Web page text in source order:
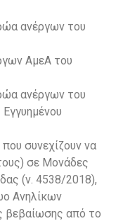
ανέργων του
ΑμεΑ του
ανέργων του
που συνεχίζουν να
σε Μονάδες
(ν. 4538/2018),
Ανηλίκων
βεβαίωσης από το